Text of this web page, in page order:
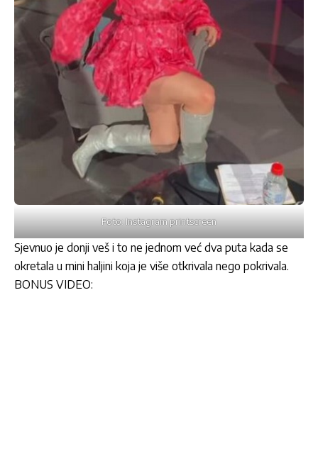
Foto: Instagram printscreen
Sjevnuo je donji veš i to ne jednom već dva puta kada se
okretala u mini haljini koja je više otkrivala nego pokrivala.
BONUS VIDEO: